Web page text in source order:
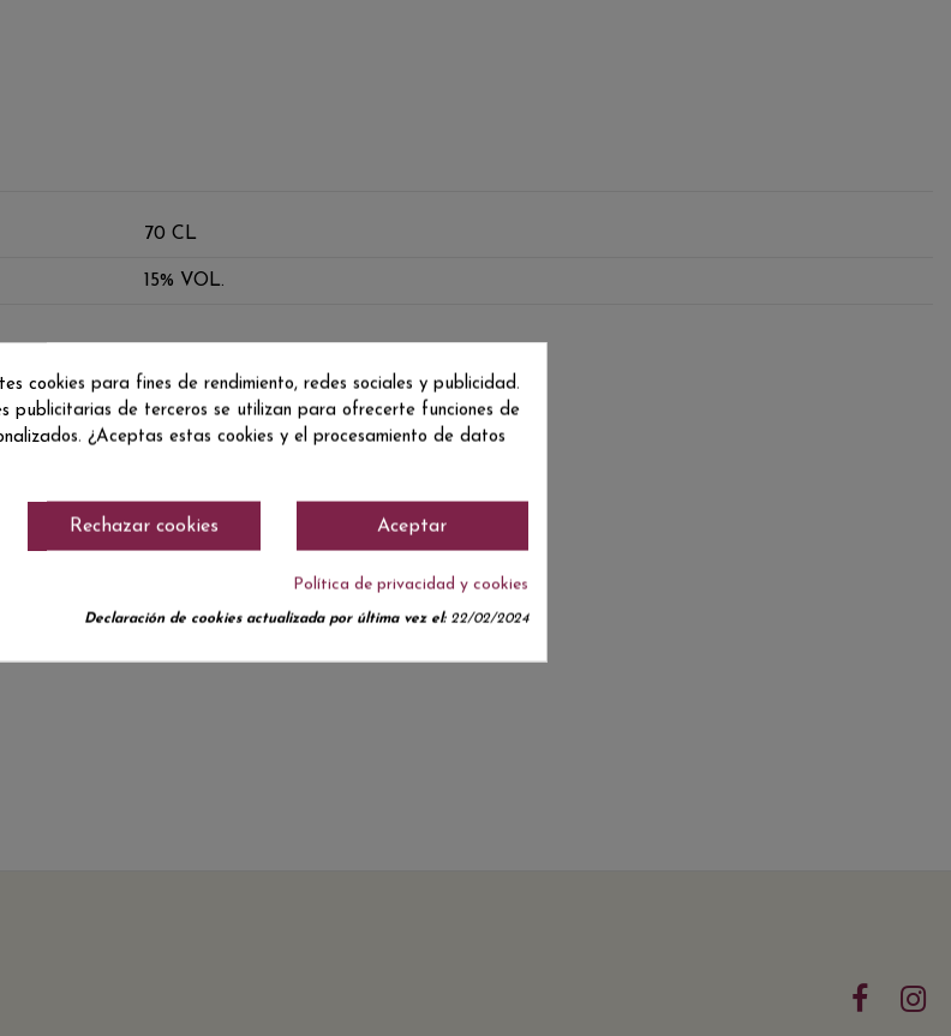
70 CL
15% VOL.
cookies para fines de rendimiento, redes sociales y publicidad.
publicitarias de terceros se utilizan para ofrecerte funciones de
¿Aceptas estas cookies y el procesamiento de datos
Aceptar
Rechazar cookies
Política de privacidad y cookies
Declaración de cookies actualizada por última vez el:22/02/2024